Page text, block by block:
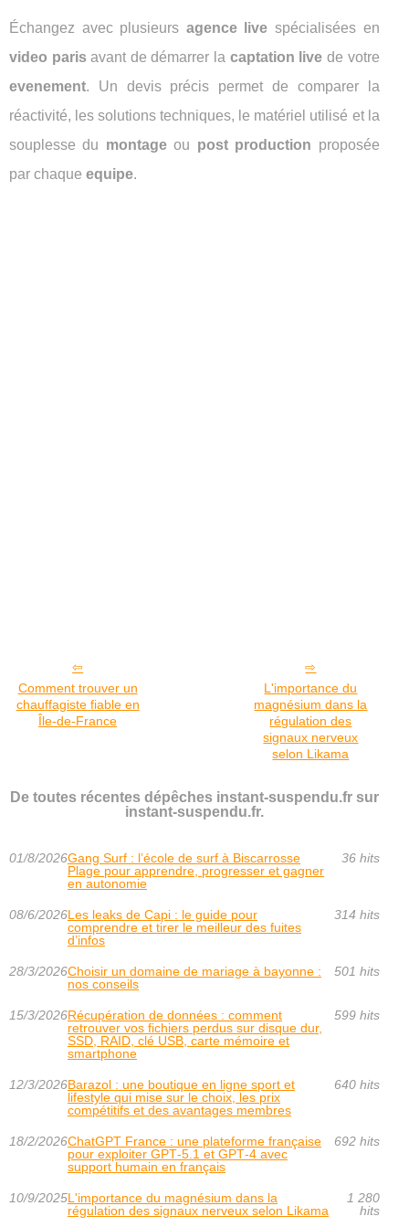
Échangez avec plusieurs agence live spécialisées en
video paris avant de démarrer la captation live de votre
evenement. Un devis précis permet de comparer la
réactivité, les solutions techniques, le matériel utilisé et la
souplesse du montageou post production proposée
par chaque equipe.
Comment trouver un
chauffagiste fiable en
Île-de-France
L'importance du
magnésium dans la
régulation des
signaux nerveux
selon Likama
De toutes récentes dépêches instant-suspendu.fr sur
instant-suspendu.fr.
01/8/2026Gang Surf : l’école de surf à Biscarrosse
Plage pour apprendre, progresser et gagner
en autonomie
36 hits
08/6/2026Les leaks de Capi : le guide pour
comprendre et tirer le meilleur des fuites
d’infos
314 hits
28/3/2026Choisir un domaine de mariage à bayonne :
nos conseils
501 hits
15/3/2026Récupération de données : comment
retrouver vos fichiers perdus sur disque dur,
SSD, RAID, clé USB, carte mémoire et
smartphone
599 hits
12/3/2026Barazol : une boutique en ligne sport et
lifestyle qui mise sur le choix, les prix
compétitifs et des avantages membres
640 hits
18/2/2026ChatGPT France : une plateforme française
pour exploiter GPT‑5.1 et GPT‑4 avec
support humain en français
692 hits
10/9/2025L'importance du magnésium dans la
régulation des signaux nerveux selon Likama
1 280
hits